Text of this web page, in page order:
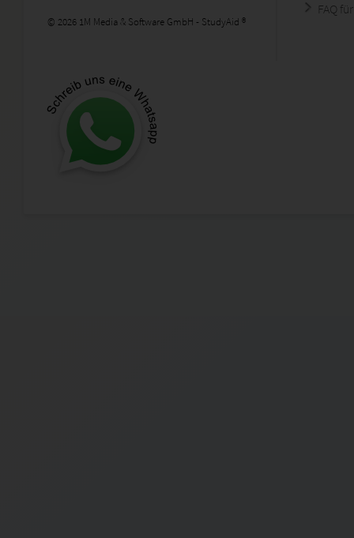
© 2026 1M Media & Software GmbH - StudyAid ®
FAQ